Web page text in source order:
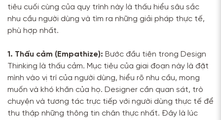
tiêu cuối cùng của quy trình này là thấu hiểu sâu sắc
nhu cầu người dùng và tìm ra những giải pháp thực tế,
phù hợp nhất.
1. Thấu cảm (Empathize): Bước đầu tiên trong Design
Thinking là thấu cảm. Mục tiêu của giai đoạn này là đặt
mình vào vị trí của người dùng, hiểu rõ nhu cầu, mong
muốn và khó khăn của họ. Designer cần quan sát, trò
chuyện và tương tác trực tiếp với người dùng thực tế để
thu thập những thông tin chân thực nhất. Đây là lúc